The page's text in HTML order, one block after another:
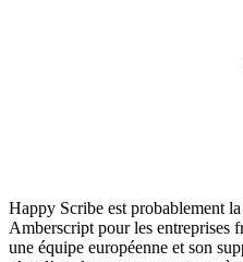
Happy Scribe est probablement
Amberscript pour les entreprises
une équipe européenne et son